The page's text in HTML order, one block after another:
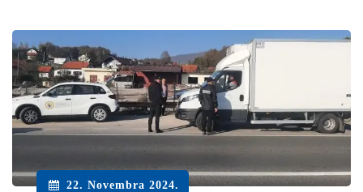
22. Novembra 2024.